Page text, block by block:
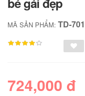
MÃ SẢN PHẨM: TD-
724,000 đ